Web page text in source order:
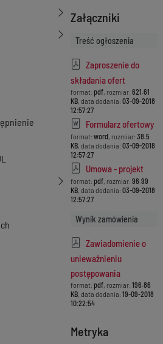
Załączniki
Treść ogłoszenia
Zaproszenie do
składania ofert
format: pdf, rozmiar: 621.61
KB, data dodania: 03-09-2018
12:57:27
Formularz ofertowy
format: word, rozmiar: 38.5
KB, data dodania: 03-09-2018
12:57:27
Umowa - projekt
format: pdf, rozmiar: 96.99
KB, data dodania: 03-09-2018
12:57:27
Wynik zamówienia
Zawiadomienie o
unieważnieniu
postępowania
format: pdf, rozmiar: 196.86
KB, data dodania: 19-09-2018
10:22:54
Metryka